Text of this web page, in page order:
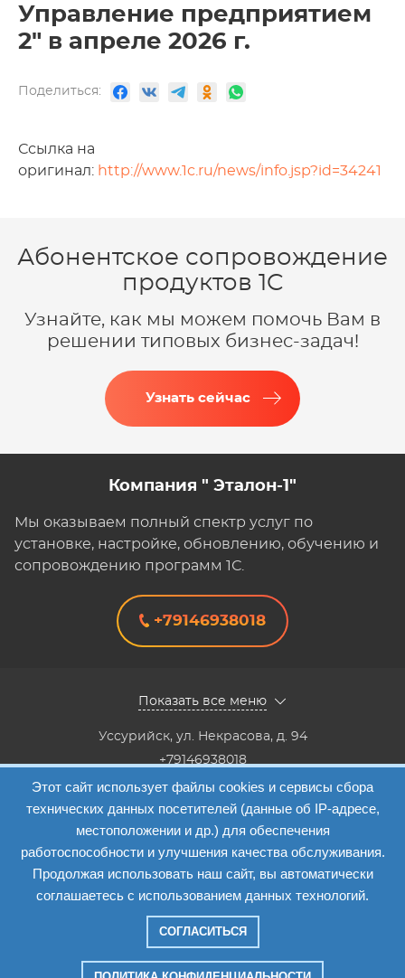
Этот сайт использует файлы cookies и сервисы сбора
технических данных посетителей (данные об IP-адресе,
местоположении и др.) для обеспечения
работоспособности и улучшения качества обслуживания.
Продолжая использовать наш сайт, вы автоматически
соглашаетесь с использованием данных технологий.
СОГЛАСИТЬСЯ
Управление предприятием
2" в апреле 2026 г.
Поделиться:
Ссылка на
оригинал: http://www.1c.ru/news/info.jsp?id=34241
Абонентское сопровождение
продуктов 1C
Узнайте, как мы можем помочь Вам в
решении типовых бизнес-задач!
Узнать сейчас
Компания " Эталон-1"
Мы оказываем полный спектр услуг по
установке, настройке, обновлению, обучению и
сопровождению программ 1С.
+79146938018
Показать все меню
Уссурийск, ул. Некрасова, д. 94
+79146938018
8(4234) 333-147, 8(4234) 333-818,8(4234) 38-40-20,8(4234)